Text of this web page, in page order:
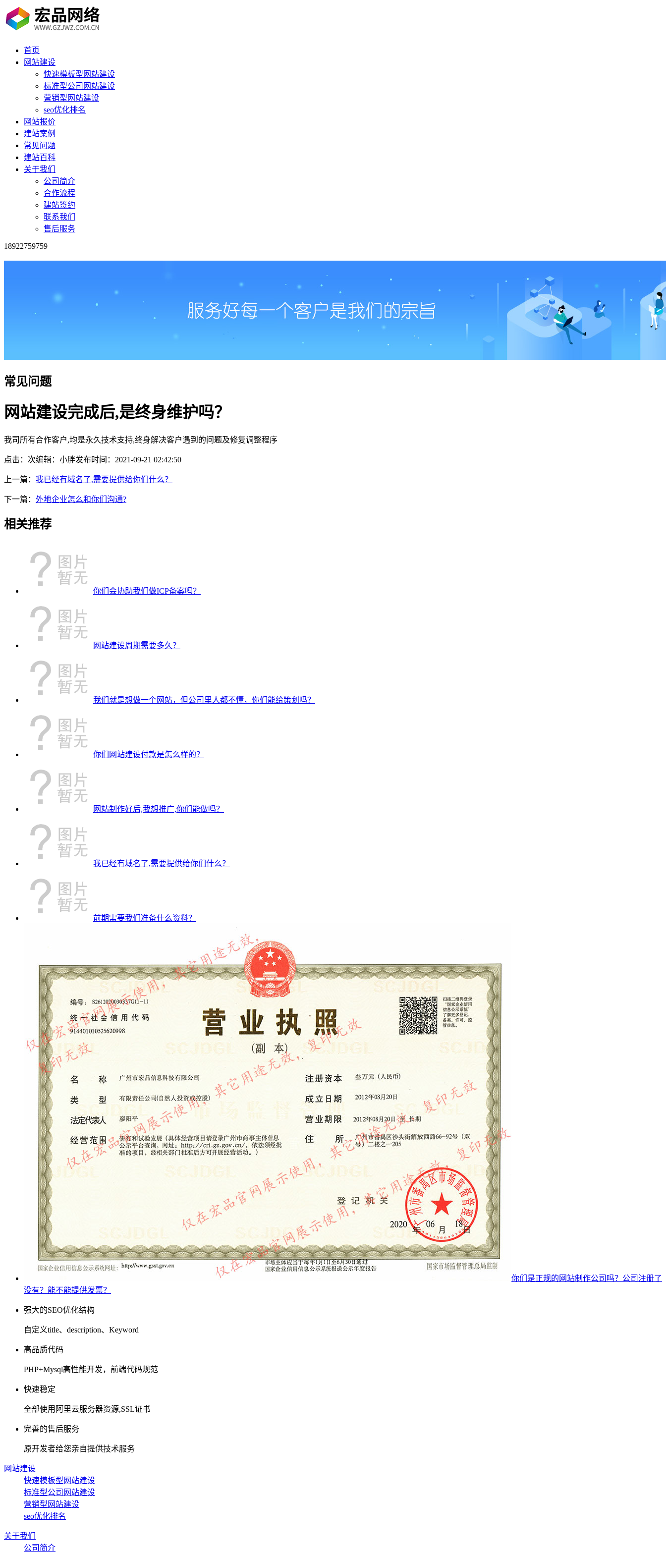
首页
网站建设
快速模板型网站建设
标准型公司网站建设
营销型网站建设
seo优化排名
网站报价
建站案例
常见问题
建站百科
关于我们
公司简介
合作流程
建站签约
联系我们
售后服务
18922759759
常见问题
网站建设完成后,是终身维护吗？
我司所有合作客户,均是永久技术支持,终身解决客户遇到的问题及修复调整程序
点击： 次编辑：小胖发布时间：2021-09-21 02:42:50
上一篇： 我已经有域名了,需要提供给你们什么？
下一篇： 外地企业怎么和你们沟通?
相关推荐
你们会协助我们做ICP备案吗？
网站建设周期需要多久？
我们就是想做一个网站，但公司里人都不懂，你们能给策划吗？
你们网站建设付款是怎么样的？
网站制作好后,我想推广,你们能做吗？
我已经有域名了,需要提供给你们什么？
前期需要我们准备什么资料？
你们是正规的网站制作公司吗？公司注册了
没有？能不能提供发票？
强大的SEO优化结构
自定义title、description、Keyword
高品质代码
PHP+Mysql高性能开发，前端代码规范
快速稳定
全部使用阿里云服务器资源,SSL证书
完善的售后服务
原开发者给您亲自提供技术服务
网站建设
快速模板型网站建设
标准型公司网站建设
营销型网站建设
seo优化排名
关于我们
公司简介